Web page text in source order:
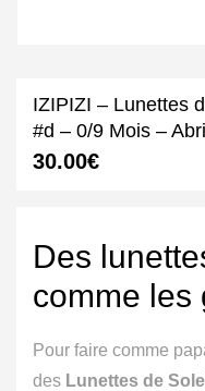
IZIPIZI – Lunettes
#d – 0/9 Mois –
30.00€
Des
comme les
Pour faire comme
des Lunettes de